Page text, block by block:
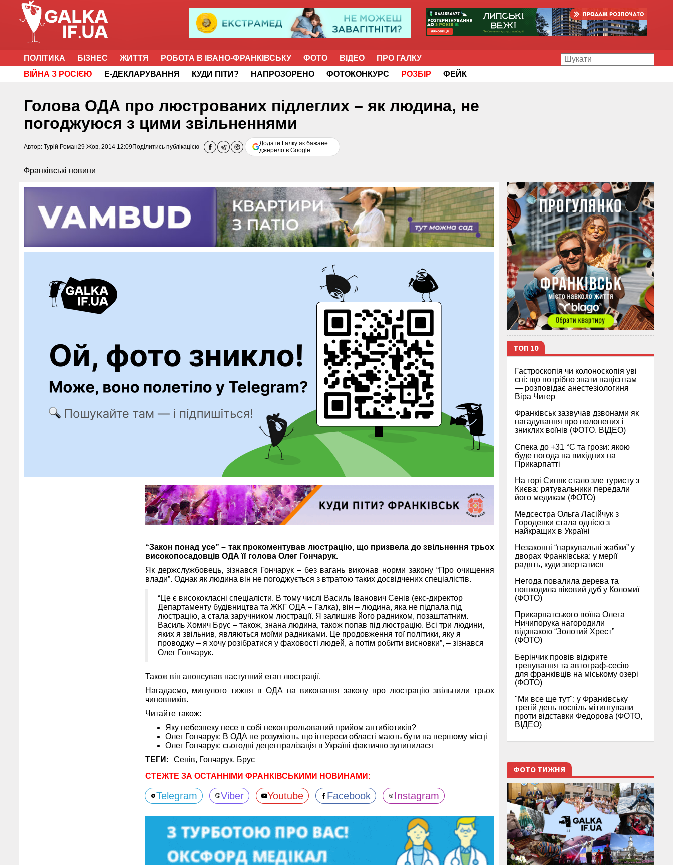
ПОЛІТИКА БІЗНЕС ЖИТТЯ РОБОТА В ІВАНО-ФРАНКІВСЬКУ ФОТО ВІДЕО
ПРО ГАЛКУ
ВІЙНА З РОСІЄЮ
Е-ДЕКЛАРУВАННЯ КУДИ ПІТИ? НАПРОЗОРЕНО ФОТОКОНКУРС РОЗБІР ФЕЙК
Голова ОДА про люстрованих підлеглих – як людина, не
погоджуюся з цими звільненнями
Автор: Турій Роман29 Жов, 2014 12:09 Поділитись публікацією
Додати Галку як бажане
джерело в Google
Франківські новини
“Закон понад усе” – так прокоментував люстрацію, що призвела до звільнення трьох
високопосадовців ОДА її голова Олег Гончарук.
Як держслужбовець, зізнався Гончарук – без вагань виконав норми закону “Про очищення
влади”. Однак як людина він не погоджується з втратою таких досвідчених спеціалістів.
“Це є висококласні спеціалісти. В тому числі Василь Іванович Сенів (екс-директор
Департаменту будівництва та ЖКГ ОДА – Галка), він – людина, яка не підпала під
люстрацію, а стала заручником люстрації. Я залишив його радником, позаштатним.
Василь Хомич Брус – також, знана людина, також попав під люстрацію. Всі три людини,
яких я звільнив, являються моїми радниками. Це продовження тої політики, яку я
проводжу – я хочу розібратися у фаховості людей, а потім робити висновки”, – зізнався
Олег Гончарук.
Також він анонсував наступний етап люстрації.
Нагадаємо, минулого тижня вОДА на виконання закону про люстрацію звільнили трьох
чиновників.
Читайте також:
Яку небезпеку несе в собі неконтрольований прийом антибіотиків?
Олег Гончарук: В ОДА не розуміють, що інтереси області мають бути на першому місці
Олег Гончарук: сьогодні децентралізація в Україні фактично зупинилася
ТЕГИ:
Сенів, Гончарук, Брус
СТЕЖТЕ ЗА ОСТАННІМИ ФРАНКІВСЬКИМИ НОВИНАМИ:
Telegram Viber Youtube Facebook Instagram
ТОП 10
Гастроскопія чи колоноскопія уві
сні: що потрібно знати пацієнтам
— розповідає анестезіологиня
Віра Чигер
Франківськ зазвучав дзвонами як
нагадування про полонених і
зниклих воїнів (ФОТО, ВІДЕО)
Спека до +31 °C та грози: якою
буде погода на вихідних на
Прикарпатті
На горі Синяк стало зле туристу з
Києва: рятувальники передали
його медикам (ФОТО)
Медсестра Ольга Ласійчук з
Городенки стала однією з
найкращих в Україні
Незаконні “паркувальні жабки” у
дворах Франківська: у мерії
радять, куди звертатися
Негода повалила дерева та
пошкодила віковий дуб у Коломиї
(ФОТО)
Прикарпатського воїна Олега
Ничипорука нагородили
відзнакою “Золотий Хрест”
(ФОТО)
Берінчик провів відкрите
тренування та автограф-сесію
для франківців на міському озері
(ФОТО)
"Ми все ще тут": у Франківську
третій день поспіль мітингували
проти відставки Федорова (ФОТО,
ВІДЕО)
ФОТО ТИЖНЯ